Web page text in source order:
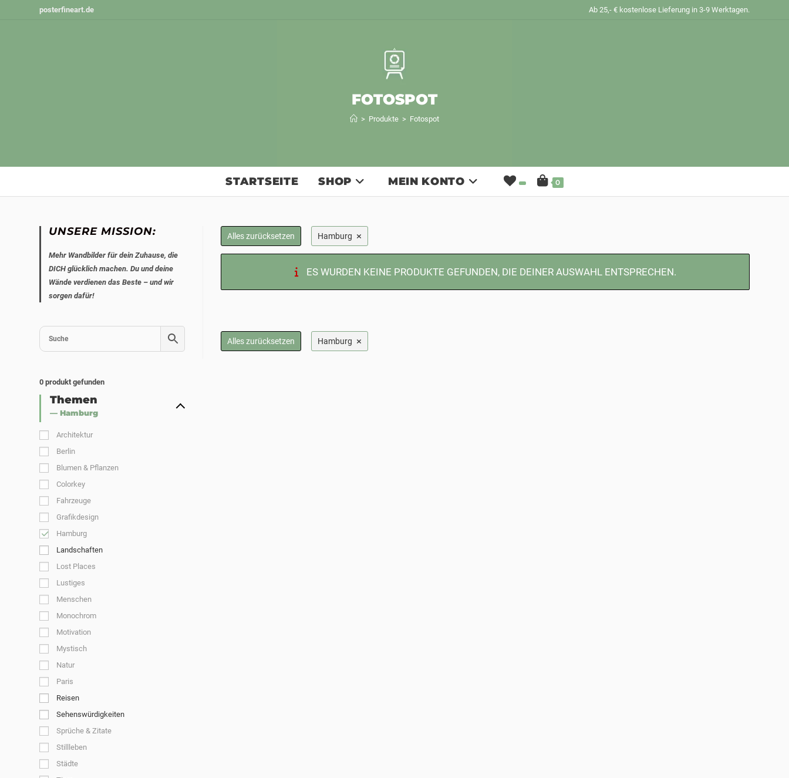
posterfineart.de Ab 25,- € kostenlose Lieferung in 3-9 Werktagen.
FOTOSPOT
> Produkte > Fotospot
STARTSEITE SHOP MEIN KONTO 0
Alles zurücksetzen Hamburg ×
ES WURDEN KEINE PRODUKTE GEFUNDEN, DIE DEINER AUSWAHL ENTSPRECHEN.
Alles zurücksetzen Hamburg ×
UNSERE MISSION:
Mehr Wandbilder für dein Zuhause, die
DICH glücklich machen. Du und deine
Wände verdienen das Beste – und wir
sorgen dafür!
0 produkt gefunden
Themen
— Hamburg
Architektur
Berlin
Blumen & Pflanzen
Colorkey
Fahrzeuge
Grafikdesign
Hamburg
Landschaften
Lost Places
Lustiges
Menschen
Monochrom
Motivation
Mystisch
Natur
Paris
Reisen
Sehenswürdigkeiten
Sprüche & Zitate
Stillleben
Städte